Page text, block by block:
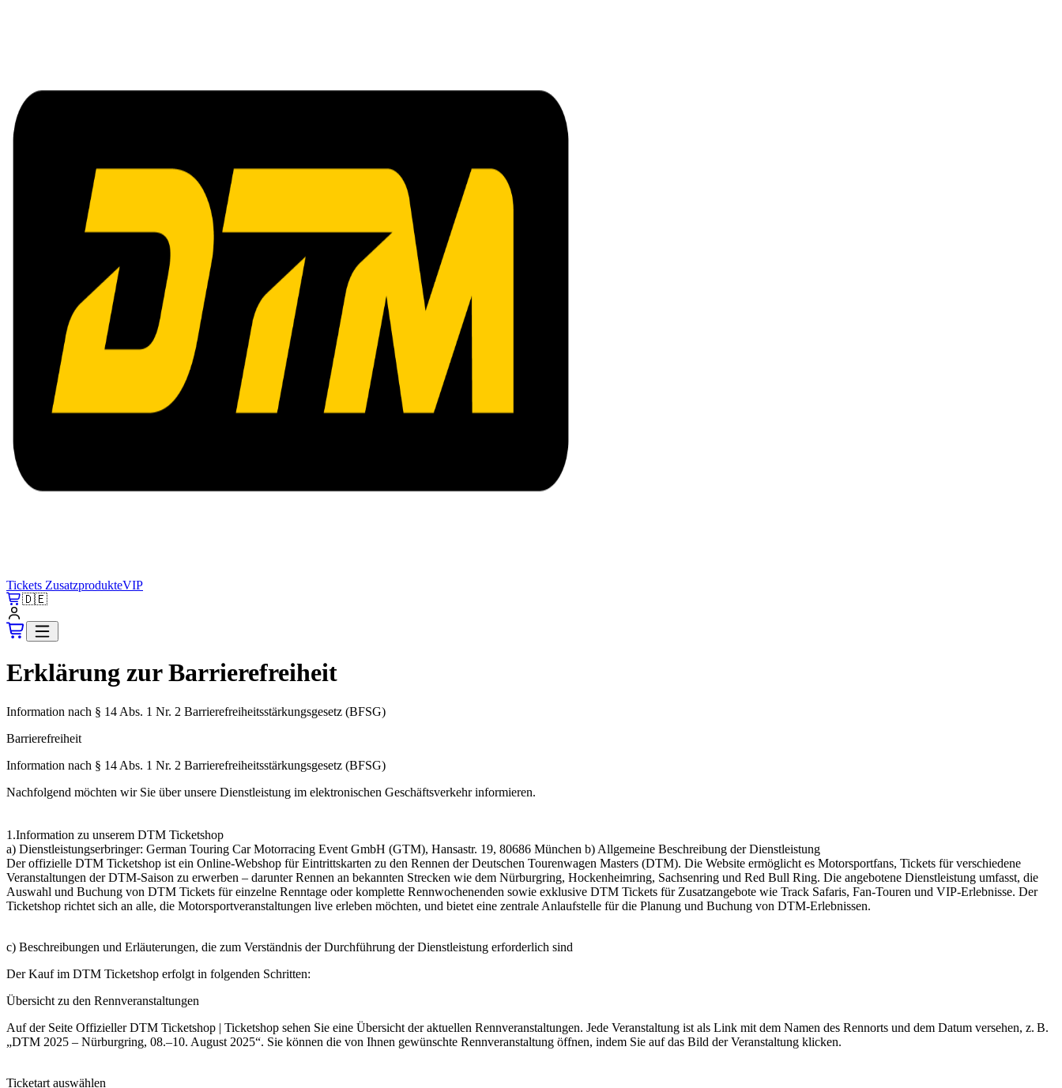
Tickets ZusatzprodukteVIP
🇩🇪
Erklärung zur Barrierefreiheit
Information nach § 14 Abs. 1 Nr. 2 Barrierefreiheitsstärkungsgesetz (BFSG)
Barrierefreiheit
Information nach § 14 Abs. 1 Nr. 2 Barrierefreiheitsstärkungsgesetz (BFSG)
Nachfolgend möchten wir Sie über unsere Dienstleistung im elektronischen Geschäftsverkehr informieren.
1.Information zu unserem DTM Ticketshop
a) Dienstleistungserbringer: German Touring Car Motorracing Event GmbH (GTM), Hansastr. 19, 80686 München b) Allgemeine Beschreibung der Dienstleistung
Der offizielle DTM Ticketshop ist ein Online-Webshop für Eintrittskarten zu den Rennen der Deutschen Tourenwagen Masters (DTM). Die Website ermöglicht es Motorsportfans, Tickets für verschiedene
Veranstaltungen der DTM-Saison zu erwerben – darunter Rennen an bekannten Strecken wie dem Nürburgring, Hockenheimring, Sachsenring und Red Bull Ring. Die angebotene Dienstleistung umfasst, die
Auswahl und Buchung von DTM Tickets für einzelne Renntage oder komplette Rennwochenenden sowie exklusive DTM Tickets für Zusatzangebote wie Track Safaris, Fan-Touren und VIP-Erlebnisse. Der
Ticketshop richtet sich an alle, die Motorsportveranstaltungen live erleben möchten, und bietet eine zentrale Anlaufstelle für die Planung und Buchung von DTM-Erlebnissen.
c) Beschreibungen und Erläuterungen, die zum Verständnis der Durchführung der Dienstleistung erforderlich sind
Der Kauf im DTM Ticketshop erfolgt in folgenden Schritten:
Übersicht zu den Rennveranstaltungen
Auf der Seite Offizieller DTM Ticketshop | Ticketshop sehen Sie eine Übersicht der aktuellen Rennveranstaltungen. Jede Veranstaltung ist als Link mit dem Namen des Rennorts und dem Datum versehen, z. B.
„DTM 2025 – Nürburgring, 08.–10. August 2025“. Sie können die von Ihnen gewünschte Rennveranstaltung öffnen, indem Sie auf das Bild der Veranstaltung klicken.
Ticketart auswählen